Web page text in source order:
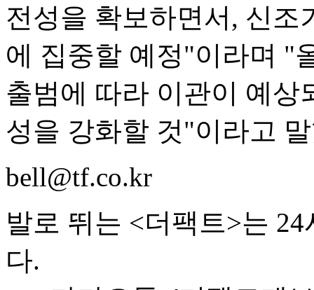
전성을 확보하면서, 신조
에 집중할 예정"이라며 "
출범에 따라 이관이 예상
성을 강화할 것"이라고
bell@tf.co.kr
발로 뛰는 <더팩트>는
다.